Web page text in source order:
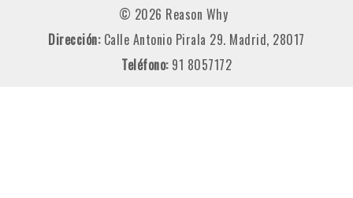
© 2026 Reason Why
Dirección: Calle Antonio Pirala 29. Madrid, 28017
Teléfono: 91 8057172